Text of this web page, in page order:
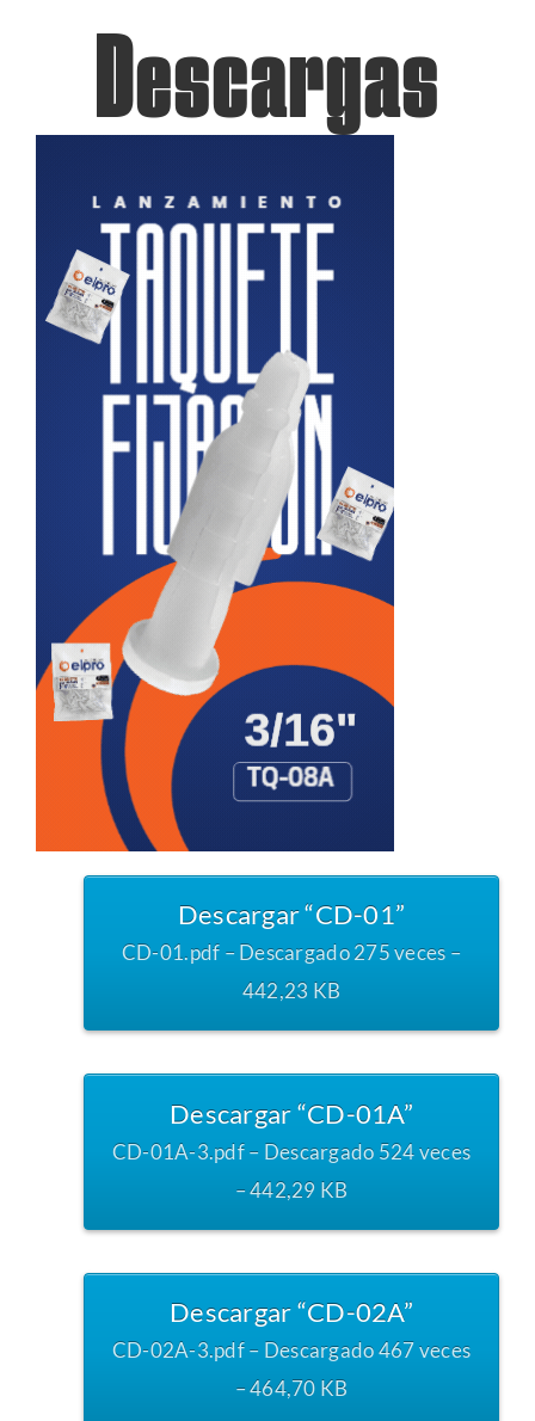
Descargas
Descargar “CD-01”
CD-01.pdf – Descargado 275 veces –
442,23 KB
Descargar “CD-01A”
CD-01A-3.pdf – Descargado 524 veces
– 442,29 KB
Descargar “CD-02A”
CD-02A-3.pdf – Descargado 467 veces
– 464,70 KB